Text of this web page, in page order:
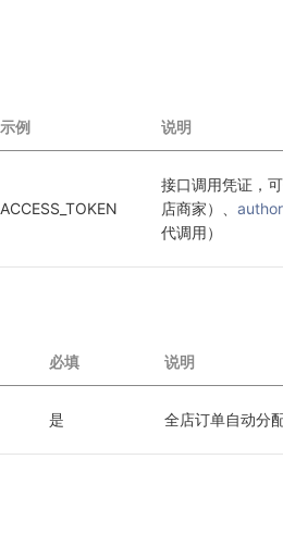
示例 说明
ACCESS_TOKEN
接口调用凭证，
店商家）、
代调用）
必填 说明
是 全店订单自动分